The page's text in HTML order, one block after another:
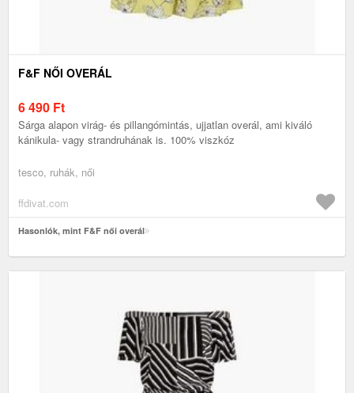
F&F NŐI OVERÁL
6 490 Ft
Sárga alapon virág- és pillangómintás, ujjatlan overál, ami kiváló
kánikula- vagy strandruhának is. 100% viszkóz
tesco, ruhák, női
ffdivat.com
Hasonlók, mint F&F női overál